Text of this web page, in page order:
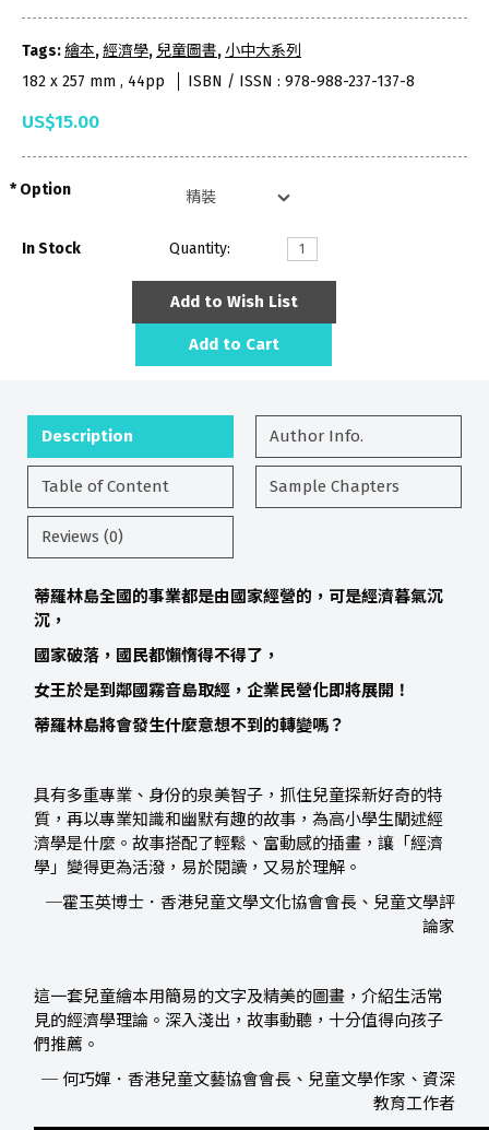
Tags:繪本,經濟學, 兒童圖書, 小中大系列
182 x 257 mm , 44pp
ISBN / ISSN : 978-988-237-137-8
US$15.00
Option
In Stock Quantity:
Add to Wish List
Add to Cart
Description Author Info.
Table of Content Sample Chapters
Reviews (0)
蒂羅林島全國的事業都是由國家經營的，可是經濟暮氣沉
沉，
國家破落，國民都懶惰得不得了，
女王於是到鄰國霧音島取經，企業民營化即將展開！
蒂羅林島將會發生什麼意想不到的轉變嗎？
具有多重專業、身份的泉美智子，抓住兒童探新好奇的特
質，再以專業知識和幽默有趣的故事，為高小學生闡述經
濟學是什麼。故事搭配了輕鬆、富動感的插畫，讓「經濟
學」變得更為活潑，易於閱讀，又易於理解。
─霍玉英博士．香港兒童文學文化協會會長、兒童文學評
論家
這一套兒童繪本用簡易的文字及精美的圖畫，介紹生活常
見的經濟學理論。深入淺出，故事動聽，十分值得向孩子
們推薦。
─ 何巧嬋．香港兒童文藝協會會長、兒童文學作家、資深
教育工作者